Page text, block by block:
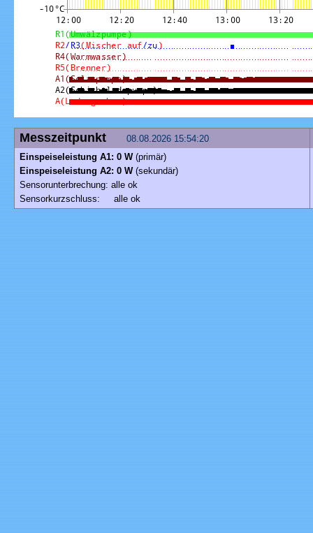
Messzeitpunkt
08.08.2026 15:54:20
Einspeiseleistung A1: 0 W (primär)
Einspeiseleistung A2: 0 W(sekundär)
Sensorunterbrechung: alle ok
Sensorkurzschluss: alle ok